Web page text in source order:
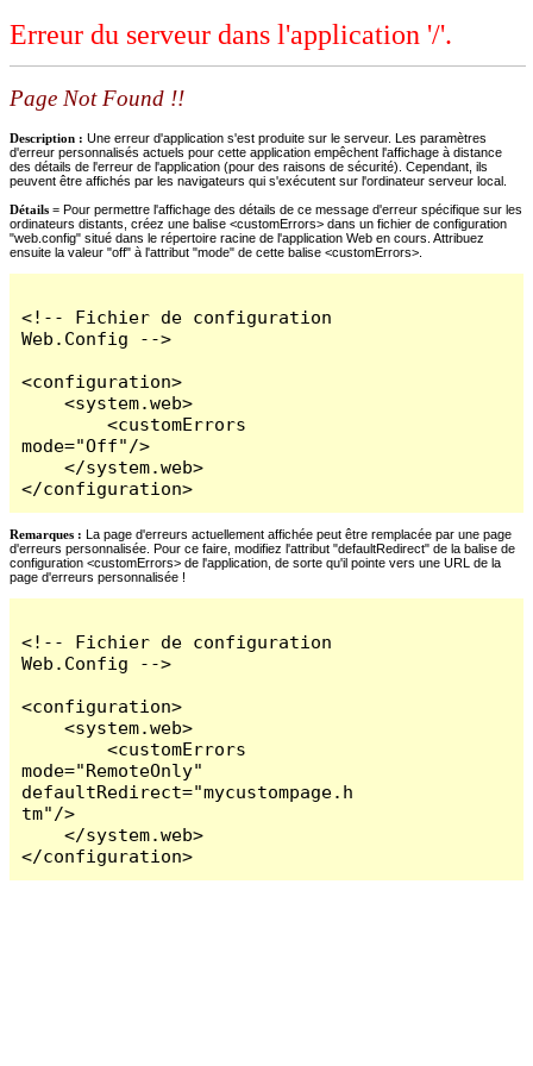
Erreur du serveur dans l'application '/'.
Page Not Found !!
Description : Une erreur d'application s'est produite sur le serveur. Les paramètres
d'erreur personnalisés actuels pour cette application empêchent l'affichage à distance
des détails de l'erreur de l'application (pour des raisons de sécurité). Cependant, ils
peuvent être affichés par les navigateurs qui s'exécutent sur l'ordinateur serveur local.
Détails = Pour permettre l'affichage des détails de ce message d'erreur spécifique sur les
ordinateurs distants, créez une balise <customErrors> dans un fichier de configuration
"web.config" situé dans le répertoire racine de l'application Web en cours. Attribuez
ensuite la valeur "off" à l'attribut "mode" de cette balise <customErrors>.
<!-- Fichier de configuration
Web.Config -->
<configuration>
    <system.web>
        <customErrors
mode="Off"/>
    </system.web>
</configuration>
Remarques : La page d'erreurs actuellement affichée peut être remplacée par une page
d'erreurs personnalisée. Pour ce faire, modifiez l'attribut "defaultRedirect" de la balise de
configuration <customErrors> de l'application, de sorte qu'il pointe vers une URL de la
page d'erreurs personnalisée !
<!-- Fichier de configuration
Web.Config -->
<configuration>
    <system.web>
        <customErrors
mode="RemoteOnly"
defaultRedirect="mycustompage.h
tm"/>
    </system.web>
</configuration>